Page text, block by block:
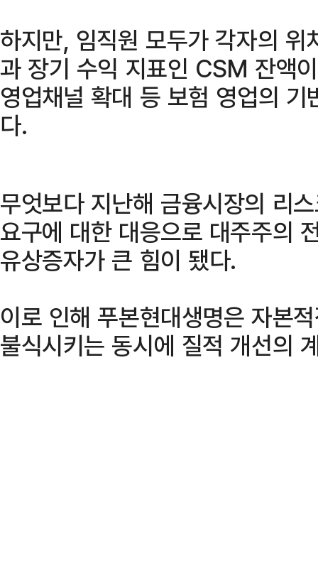
하지만, 임직원 모두가 각자의
과 장기 수익 지표인 CSM 잔액
영업채널 확대 등 보험 영업의
다.
무엇보다 지난해 금융시장의 리
요구에 대한 대응으로 대주주의
유상증자가 큰 힘이 됐다.
이로 인해 푸본현대생명은 자본
불식시키는 동시에 질적 개선의